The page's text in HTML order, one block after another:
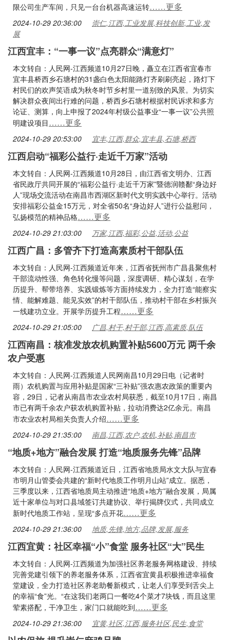
限公司生产车间，只见一台台机器高速运转……更多
2024-10-29 20:36:00
崇仁,江西,工业发展,科技创新,工业,发
展
江西宜丰：“一事一议”点亮群众“满意灯”
本文转自：人民网-江西频道10月27日晚，矗立在江西省宜春市
宜丰县桥西乡石塘村的31盏白色太阳能路灯齐刷刷亮起，路灯下
村民们的欢声笑语成为秋冬时节乡村里一道别致的风景。为切实
解决群众夜间出行难的问题，桥西乡石塘村根据村民诉求和多方
论证、测算，向上申报了2024年村级公益事业“一事一议”公共照
明建设项目……更多
2024-10-29 20:53:00 宜丰,江西,群众,宜丰县,石塘,桥西
江西启动“福彩公益行·走近千万家”活动
本文转自：人民网-江西频道10月28日，由江西省文明办、江西
省民政厅共同开展的“福彩公益行·走近千万家”暨德润赣鄱“身边好
人”现场交流活动在南昌市西湖区新时代文明实践中心举行。活动
安排福彩公益金15万元，对全省50名“身边好人”进行公益慰问，
弘扬模范的精神品格……更多
2024-10-29 21:03:00 万家,江西,福彩,公益,活动,公益
江西广昌：多管齐下打造高素质村干部队伍
本文转自：人民网-江西频道近年来，江西省抚州市广昌县聚焦村
干部流动性强、角色转化慢等问题，深度调研、精心谋划，在学
历提升、帮带培养、实践锻炼等方面持续发力，全力打造“能察实
情、能解难题、能见实效”的村干部队伍，推动村干部在乡村振兴
一线建功立业。开展学历提升工程……更多
2024-10-29 21:05:00 广昌,村干,村干部,江西,高素质,队伍
江西南昌：核准发放农机购置补贴5600万元 两千余
农户受惠
本文转自：人民网-江西频道人民网南昌10月29日电（记者时
雨）农机购置与应用补贴是国家“三补贴”强农惠农政策的重要内
容，29日，记者从南昌市农业农村局获悉，截至10月17日，南昌
市已有两千余农户获农机购置补贴，拉动消费达2亿余元。南昌
市农业农村局相关负责人介绍……更多
2024-10-29 21:35:00 南昌,江西,农户,农机,补贴,南昌市
“地质+地方”融合发展 打造“地质服务先锋”品牌
本文转自：人民网-江西频道近日，江西省地质局水文大队与宜春
市明月山管委会共建的“新时代地质工作明月山站”成立。据悉，
三季度以来，江西省地质局主动推进“地质+地方”融合发展，局属
近十家单位与对口县域签订共建协议、举行揭牌仪式，共同成立
新时代地质工作站，呈现“多点开花……更多
2024-10-29 21:36:00 地质,先锋,地方,品牌,发展,服务
江西宜黄：社区幸福“小”食堂 服务社区“大”民生
本文转自：人民网-江西频道为加强社区养老服务网格建设、持续
完善党建引领下的养老服务体系，江西省宜黄县积极推进幸福食
堂建设，全力打造社区养老助餐新模式，让老人们享受到舌尖上
的幸福“食”光。“在这我们老两口一餐吃4个菜才7块钱，而且这里
荤素搭配，干净卫生，家门口就能吃到……更多
2024-10-29 21:36:00 宜黄,社区,江西,服务社区,民生,食堂